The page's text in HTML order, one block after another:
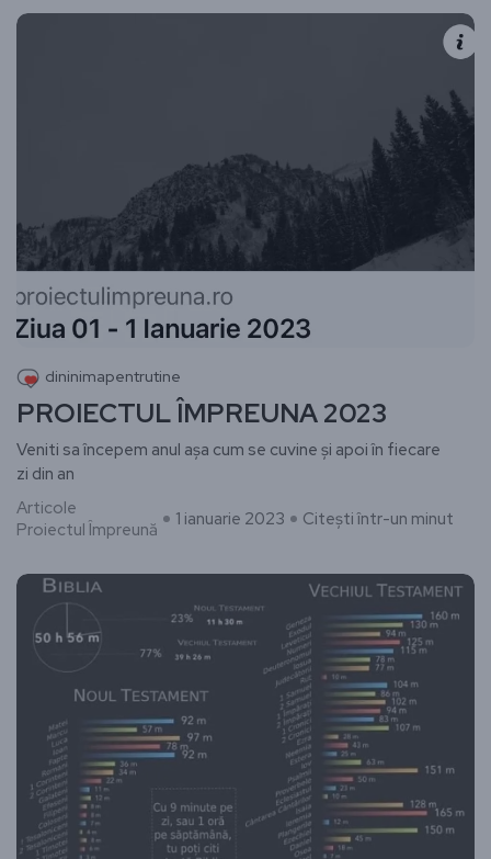
dininimapentrutine
PROIECTUL ÎMPREUNA 2023
Veniti sa începem anul așa cum se cuvine și apoi în fiecare
zi din an
Articole
Proiectul Împreună
1 ianuarie 2023 Citești într-un minut